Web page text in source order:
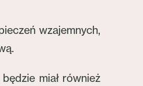
wzajemnych,
miał również